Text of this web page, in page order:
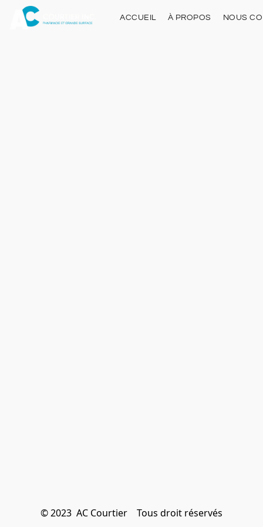
ACCUEIL À PROPOS NOUS
© 2023  AC Courtier    Tous droit réservés